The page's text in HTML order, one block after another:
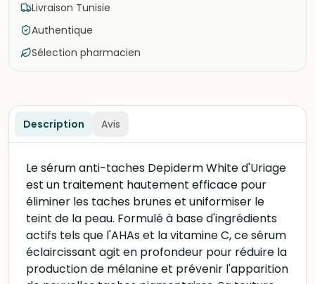
Livraison Tunisie
Authentique
Sélection pharmacien
Description Avis
Le sérum anti-taches Depiderm White d'Uriage
est un traitement hautement efficace pour
éliminer les taches brunes et uniformiser le
teint de la peau. Formulé à base d'ingrédients
actifs tels que l'AHAs et la vitamine C, ce sérum
éclaircissant agit en profondeur pour réduire la
production de mélanine et prévenir l'apparition